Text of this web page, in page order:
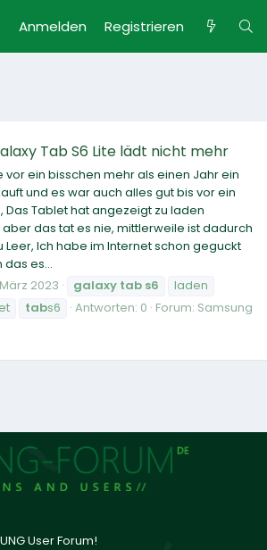
Anmelden Registrieren
Tab S6 Lite lädt nicht mehr
vor ein bisschen mehr als einen Jahr ein
und es war auch alles gut bis vor ein
Das Tablet hat angezeigt zu laden
das tat es nie, mittlerweile ist dadurch
Leer, Ich habe im Internet schon geguckt
es...
März 2023 galaxy tab s6
laden
tabs6 Antworten: 0 Forum: Samsung
User Forum!